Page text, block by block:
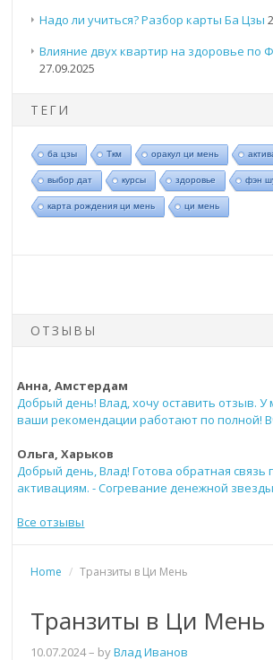
Надо ли учиться? Разбор карты Ба Цзы
Влияние двух квартир на здоровье по
27.09.2025
ТЕГИ
ба цзы Ткм оракул ци мень
выбор дат курсы здоровье фэн
карта рождения ци мень ци мень
ОТЗЫВЫ
Анна, Амстердам
Добрый день! Влад, хочу оставить отзыв. У
ваши рекомендации работают по полной!
Ольга, Харьков
Добрый день, Влад! Готова обратная связь
активациям. - Согревание денежной
Все отзывы
Home / Транзиты в Ци Мень
Транзиты в Ци Мень
10.07.2024– byВлад Иванов